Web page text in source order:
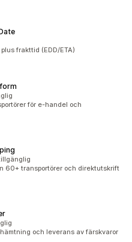
frakttid (EDD/ETA)
för e-handel och
60+ transportörer och direktutskrift
och leverans av färskvaror